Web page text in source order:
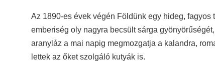
Az 1890-es évek végén Földünk egy hideg,
emberiség oly nagyra becsült sárga
aranyláz a mai napig megmozgatja a kalandra,
lettek az őket szolgáló kutyák is.